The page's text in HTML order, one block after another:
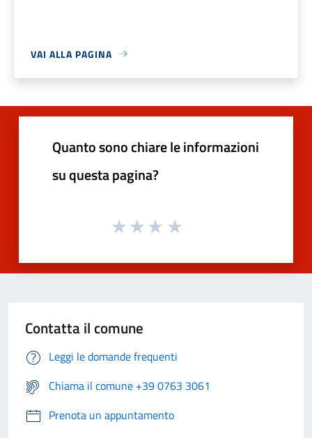
VAI ALLA PAGINA
Quanto sono chiare le informazioni
su questa pagina?
Contatta il comune
Leggi le domande frequenti
Chiama il comune +39 0763 3061
Prenota un appuntamento